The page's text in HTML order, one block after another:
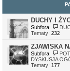
DUCHY I
Subfora:
Tematy: 232
ZJAWISKA
Subfora:
DYSKUSJA
Tematy: 177